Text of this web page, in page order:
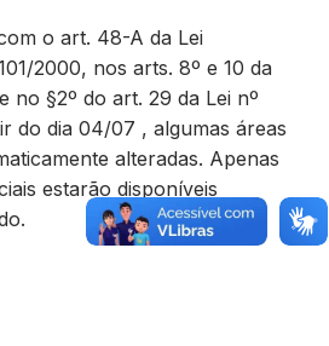
o art. 48-A da Lei
2000, nos arts. 8º e 10 da
no §2º do art. 29 da Lei nº
do dia 04/07 , algumas áreas
alteradas. Apenas
estarão disponíveis